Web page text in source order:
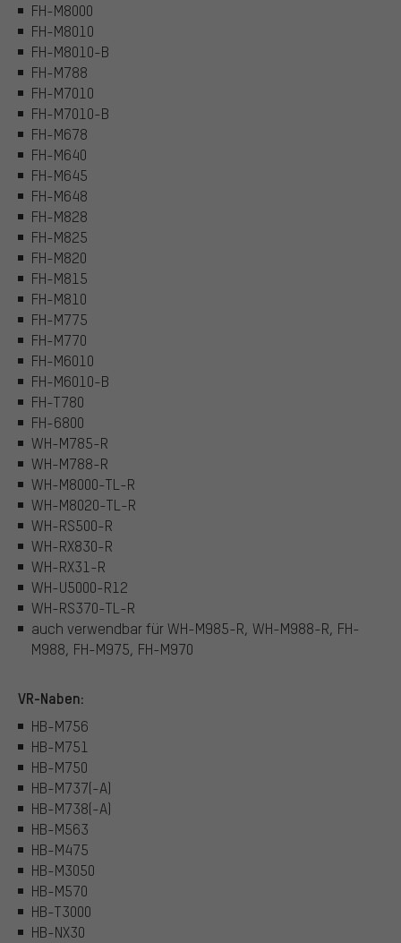
FH-M8000
FH-M8010
FH-M8010-B
FH-M788
FH-M7010
FH-M7010-B
FH-M678
FH-M640
FH-M645
FH-M648
FH-M828
FH-M825
FH-M820
FH-M815
FH-M810
FH-M775
FH-M770
FH-M6010
FH-M6010-B
FH-T780
FH-6800
WH-M785-R
WH-M788-R
WH-M8000-TL-R
WH-M8020-TL-R
WH-RS500-R
WH-RX830-R
WH-RX31-R
WH-U5000-R12
WH-RS370-TL-R
auch verwendbar für WH-M985-R, WH-M988-R, FH-
M988, FH-M975, FH-M970
VR-Naben:
HB-M756
HB-M751
HB-M750
HB-M737(-A)
HB-M738(-A)
HB-M563
HB-M475
HB-M3050
HB-M570
HB-T3000
HB-NX30